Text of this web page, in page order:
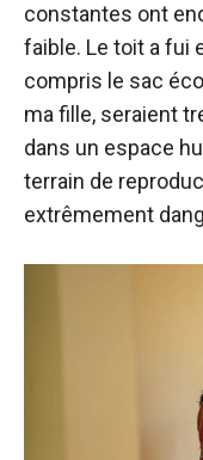
constantes ont
faible. Le toit a fui
compris le sac
ma fille, seraient
dans un espace
terrain de
extrêmement